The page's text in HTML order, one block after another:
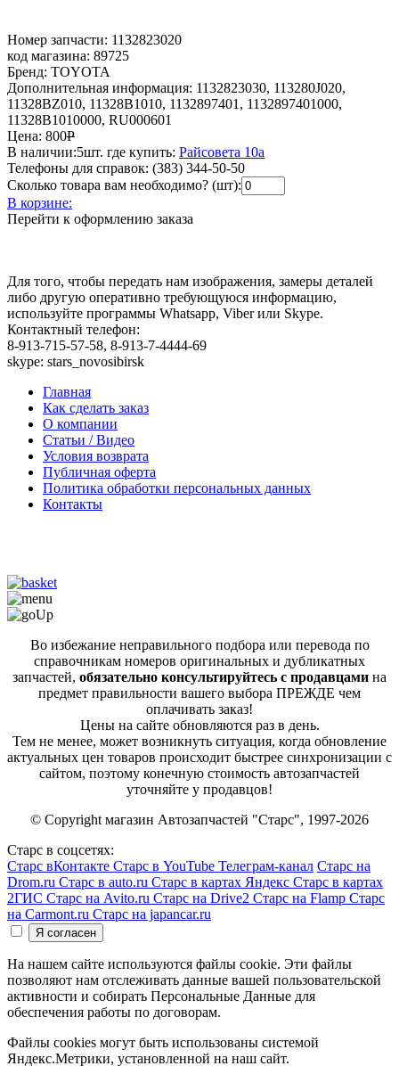
Номер запчасти: 1132823020
код магазина: 89725
Бренд: TOYOTA
Дополнительная информация: 1132823030, 113280J020,
11328BZ010, 11328B1010, 1132897401, 1132897401000,
11328B1010000, RU000601
Цена: 800Р
В наличии:5шт. где купить: Райсовета 10а
Телефоны для справок: (383) 344-50-50
Сколько товара вам необходимо? (шт):
В корзине:
Перейти к оформлению заказа
Для того, чтобы передать нам изображения, замеры деталей
либо другую оперативно требующуюся информацию,
используйте программы Whatsapp, Viber или Skype.
Контактный телефон:
8-913-715-57-58, 8-913-7-4444-69
skype: stars_novosibirsk
Главная
Как сделать заказ
О компании
Статьи / Видео
Условия возврата
Публичная оферта
Политика обработки персональных данных
Контакты
Во избежание неправильного подбора или перевода по
справочникам номеров оригинальных и дубликатных
запчастей, обязательно консультируйтесь с продавцами на
предмет правильности вашего выбора ПРЕЖДЕ чем
оплачивать заказ!
Цены на сайте обновляются раз в день.
Тем не менее, может возникнуть ситуация, когда обновление
актуальных цен товаров происходит быстрее синхронизации с
сайтом, поэтому конечную стоимость автозапчастей
уточняйте у продавцов!
© Copyright магазин Автозапчастей "Старс", 1997-2026
Старс в соцсетях:
Старс вКонтакте Старс в YouTube Телеграм-канал Старс на
Drom.ru Старс в auto.ru Старс в картах Яндекс Старс в картах
2ГИС Старс на Avito.ru Старс на Drive2 Старс на Flamp Старс
на Carmont.ru Старс на japancar.ru
На нашем сайте используются файлы cookie. Эти файлы
позволяют нам отслеживать данные вашей пользовательской
активности и собирать Персональные Данные для
обеспечения работы по договорам.
Файлы cookies могут быть использованы системой
Яндекс.Метрики, установленной на наш сайт.